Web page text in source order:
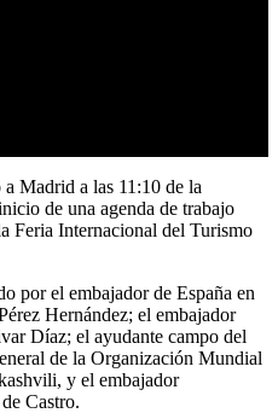
Madrid a las 11:10 de la
de una agenda de trabajo
Feria Internacional del Turismo
por el embajador de España en
Hernández; el embajador
Díaz; el ayudante campo del
de la Organización Mundial
y el embajador
Castro.